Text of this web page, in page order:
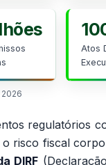
Atos
regulatórios
risco fiscal
DIRF